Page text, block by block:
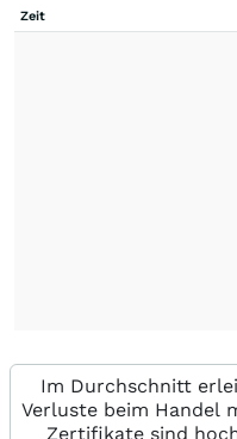
Zeit
Im Durchschnitt
Verluste beim Handel
Zertifikate sind